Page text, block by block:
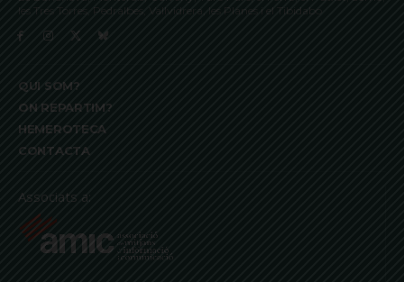
les Tres Torres, Pedralbes, Vallvidrera, les Planes i el Tibidabo
QUI SOM?
ON REPARTIM?
HEMEROTECA
CONTACTA
Associats a: